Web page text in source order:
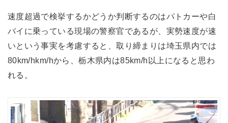
速度超過で検挙するかどうか判断するのはパトカーや白
バイに乗っている現場の警察官であるが、実勢速度が速
いという事実を考慮すると、取り締まりは埼玉県内では
80km/hkm/hから、栃木県内は85km/h以上になると思わ
れる。